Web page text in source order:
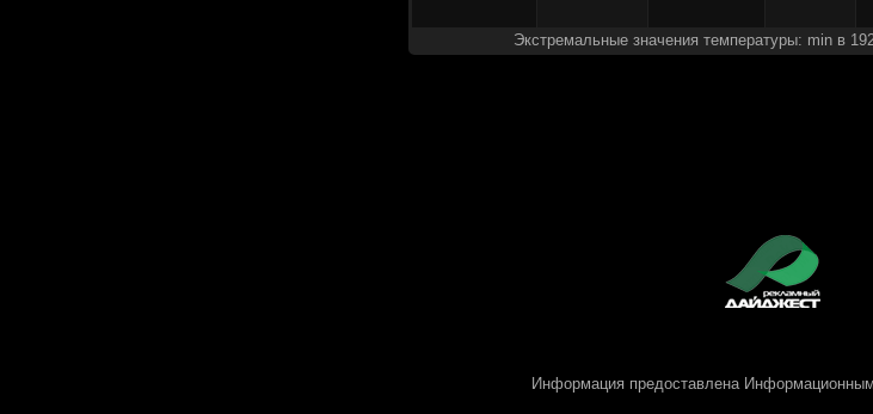
Экстремальные значения температуры: min в
Информация предоставлена